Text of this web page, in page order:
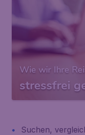
Wie wir Ihre
stressfrei
Suchen,